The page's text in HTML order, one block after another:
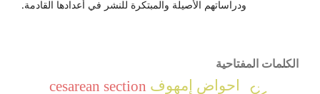
ودراساتهم الأصيلة والمبتكرة للنشر في أعدادها القادمة.
الكلمات المفتاحية
cesarean section احواض إمهوف